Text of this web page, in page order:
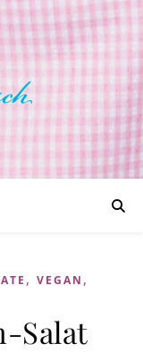
, VEGAN ,
Salat